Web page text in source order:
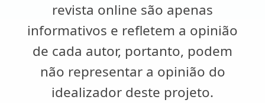
revista online são apenas
informativos e refletem a opinião
de cada autor, portanto, podem
não representar a opinião do
idealizador deste projeto.